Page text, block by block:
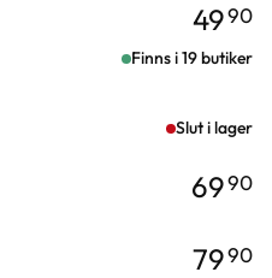
4990
Finns i 19 butiker
Slut i lager
6990
7990